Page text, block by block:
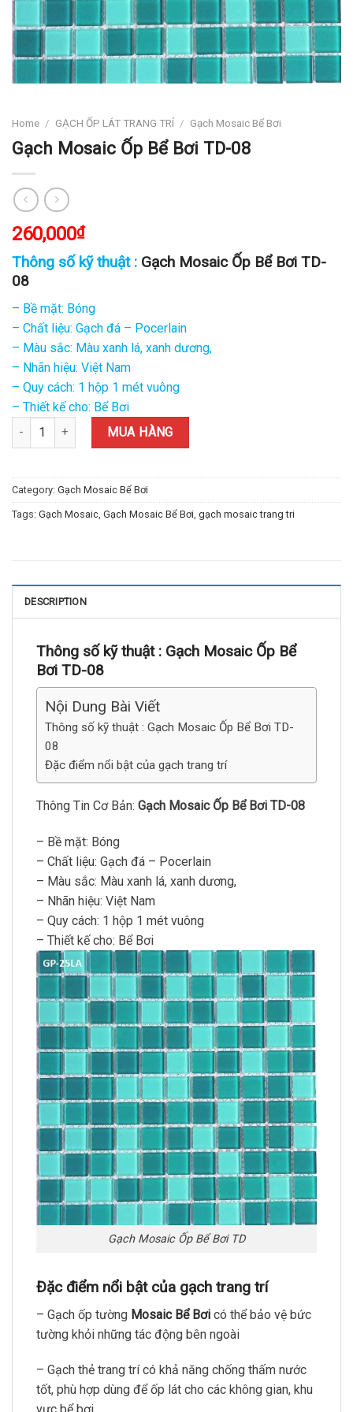
Home / GẠCH ỐP LÁT TRANG TRÍ / Gạch Mosaic Bể Bơi
Gạch Mosaic Ốp Bể Bơi TD-08
260,000₫
Thông số kỹ thuật : Gạch Mosaic Ốp Bể Bơi TD-
08
– Bề mặt: Bóng
– Chất liệu: Gạch đá – Pocerlain
– Màu sắc: Màu xanh lá, xanh dương,
– Nhãn hiệu: Việt Nam
– Quy cách: 1 hộp 1 mét vuông
– Thiết kế cho: Bể Bơi
Gạch Mosaic Ốp Bể Bơi TD-08 quantity
MUA HÀNG
Category: Gạch Mosaic Bể Bơi
Tags: Gạch Mosaic Gạch Mosaic Bể Bơi gạch mosaic trang tri
DESCRIPTION
Thông số kỹ thuật : Gạch Mosaic Ốp Bể
Bơi TD-08
Nội Dung Bài Viết
Thông số kỹ thuật : Gạch Mosaic Ốp Bể Bơi TD-
08
Đặc điểm nổi bật của gạch trang trí
Thông Tin Cơ Bản: Gạch Mosaic Ốp Bể Bơi TD-08
– Bề mặt: Bóng
– Chất liệu: Gạch đá – Pocerlain
– Màu sắc: Màu xanh lá, xanh dương,
– Nhãn hiệu: Việt Nam
– Quy cách: 1 hộp 1 mét vuông
– Thiết kế cho: Bể Bơi
Gạch Mosaic Ốp Bể Bơi TD
Đặc điểm nổi bật của gạch trang trí
– Gạch ốp tường Mosaic Bể Bơi có thể bảo vệ bức
tường khỏi những tác động bên ngoài
– Gạch thẻ trang trí có khả năng chống thấm nước
tốt, phù hợp dùng để ốp lát cho các không gian, khu